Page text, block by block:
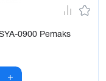
0900 Pemaks